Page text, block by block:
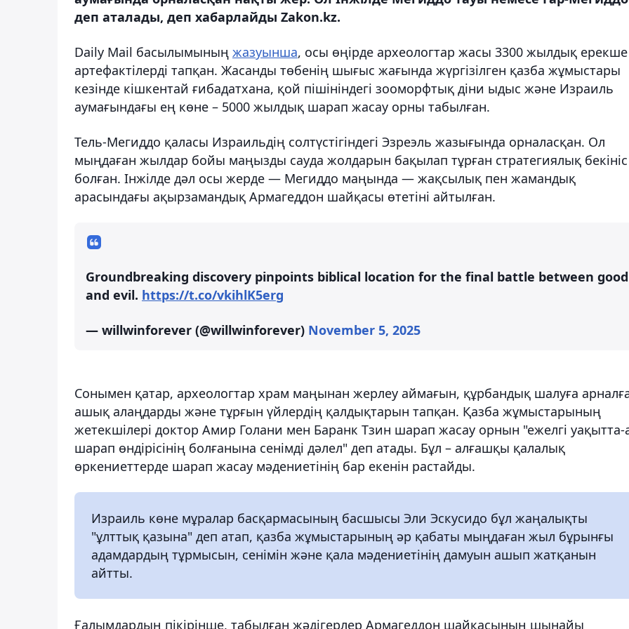
деп аталады, деп хабарлайды Zakon.kz.
Daily Mail басылымының жазуынша, осы өңірде археологтар жасы 3300 жылдық ерекше
артефактілерді тапқан. Жасанды төбенің шығыс жағында жүргізілген қазба жұмыстары
кезінде кішкентай ғибадатхана, қой пішініндегі зооморфтық діни ыдыс және Израиль
аумағындағы ең көне – 5000 жылдық шарап жасау орны табылған.
Тель-Мегиддо қаласы Израильдің солтүстігіндегі Эзреэль жазығында орналасқан. Ол
мыңдаған жылдар бойы маңызды сауда жолдарын бақылап тұрған стратегиялық бекініс
болған. Інжілде дәл осы жерде — Мегиддо маңында — жақсылық пен жамандық
арасындағы ақырзамандық Армагеддон шайқасы өтетіні айтылған.
Groundbreaking discovery pinpoints biblical location for the final battle between good
and evil. https://t.co/vkihlK5erg
— willwinforever (@willwinforever) November 5, 2025
Сонымен қатар, археологтар храм маңынан жерлеу аймағын, құрбандық шалуға
ашық алаңдарды және тұрғын үйлердің қалдықтарын тапқан. Қазба жұмыстарының
жетекшілері доктор Амир Голани мен Баранк Тзин шарап жасау орнын "ежелгі уақытта-
шарап өндірісінің болғанына сенімді дәлел" деп атады. Бұл – алғашқы қалалық
өркениеттерде шарап жасау мәдениетінің бар екенін растайды.
Израиль көне мұралар басқармасының басшысы Эли Эскусидо бұл жаңалықты
"ұлттық қазына" деп атап, қазба жұмыстарының әр қабаты мыңдаған жыл бұрынғы
адамдардың тұрмысын, сенімін және қала мәдениетінің дамуын ашып жатқанын
айтты.
Ғалымдардың пікірінше, табылған жәдігерлер Армагеддон шайқасының шынайы